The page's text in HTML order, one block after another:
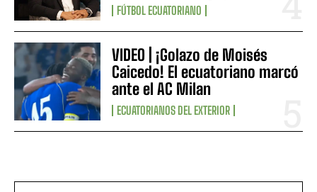
FÚTBOL ECUATORIANO
VIDEO | ¡Golazo de Moisés
Caicedo! El ecuatoriano marcó
ante el AC Milan
ECUATORIANOS DEL EXTERIOR